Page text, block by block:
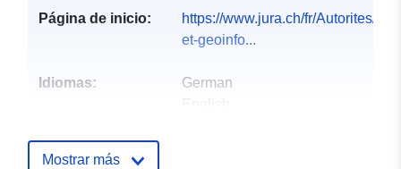
Página de inicio:
https://www.jura.ch/fr/Autorites/
et-geoinfo...
Idiomas:
German
English
Mostrar más